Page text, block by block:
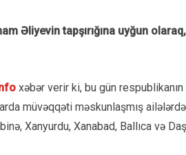
Əliyevin tapşırığına uyğun
xəbər verir ki, bu gün
müvəqqəti məskunlaşmış
Xanyurdu, Xanabad, Ballıca və